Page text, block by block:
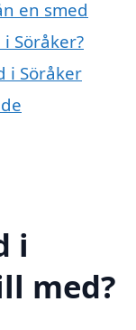
en smed
Söråker?
i Söråker
i
med?